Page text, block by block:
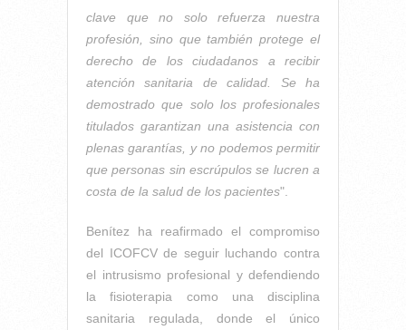
clave que no solo refuerza nuestra
profesión, sino que también protege el
derecho de los ciudadanos a recibir
atención sanitaria de calidad. Se ha
demostrado que solo los profesionales
titulados garantizan una asistencia con
plenas garantías, y no podemos permitir
que personas sin escrúpulos se lucren a
costa de la salud de los pacientes".
Benítez ha reafirmado el compromiso
del ICOFCV de seguir luchando contra
el intrusismo profesional y defendiendo
la fisioterapia como una disciplina
sanitaria regulada, donde el único